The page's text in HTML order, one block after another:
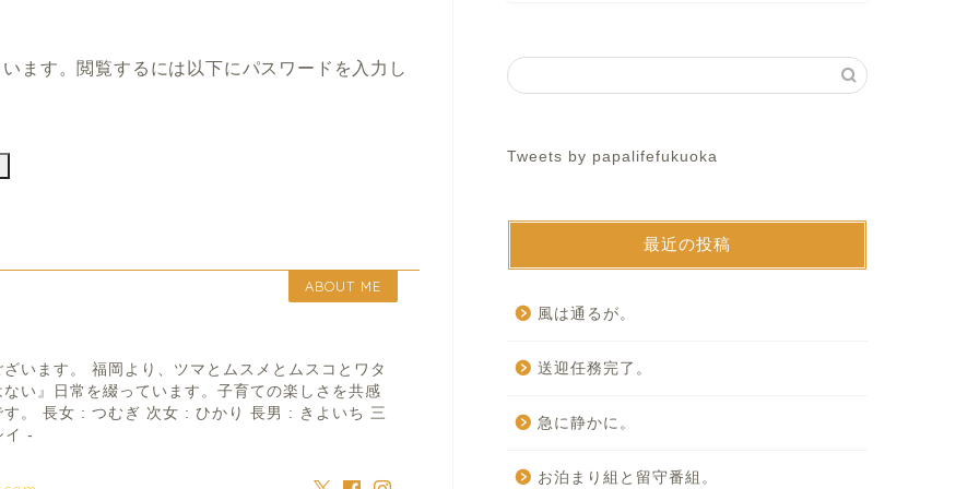
ます。閲覧するには以下にパスワードを入力し
ABOUT ME
います。 福岡より、ツマとムスメとムスコとワタ
い』日常を綴っています。子育ての楽しさを共感
す。 長女 : つむぎ 次女 : ひかり 長男 : きよいち 三
イ -
Tweets by papalifefukuoka
最近の投稿
風は通るが。
送迎任務完了。
急に静かに。
お泊まり組と留守番組。